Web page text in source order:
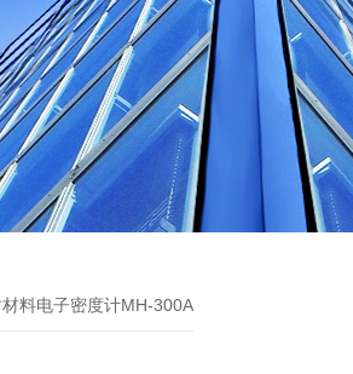
料电子密度计MH-300A